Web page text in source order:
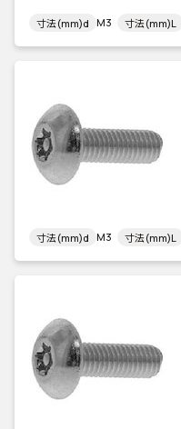
寸法(mm)d M3 寸法(mm)L
寸法(mm)d M3 寸法(mm)L